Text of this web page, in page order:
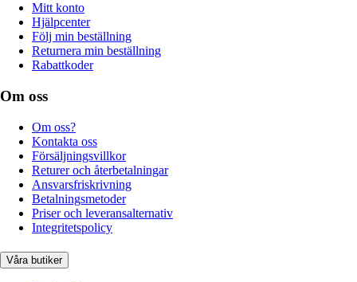
Mitt konto
Hjälpcenter
Följ min beställning
Returnera min beställning
Rabattkoder
Om oss
Om oss?
Kontakta oss
Försäljningsvillkor
Returer och återbetalningar
Ansvarsfriskrivning
Betalningsmetoder
Priser och leveransalternativ
Integritetspolicy
Våra butiker